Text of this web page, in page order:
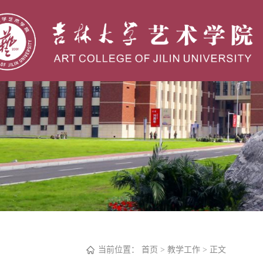
当前位置： 首页 > 教学工作> 正文